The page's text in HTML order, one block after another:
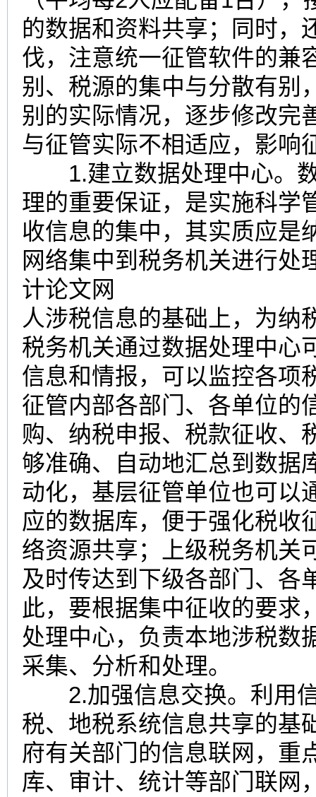
的数据和资料共享；同时，
伐，注意统一征管软件的兼
别、税源的集中与分散有别
别的实际情况，逐步修改完
与征管实际不相适应，影响
1.建立数据处理中心。数
理的重要保证，是实施科学
收信息的集中，其实质应是
网络集中到税务机关进行处
计论文网
人涉税信息的基础上，为纳
税务机关通过数据处理中心
信息和情报，可以监控各项
征管内部各部门、各单位的
购、纳税申报、税款征收、
够准确、自动地汇总到数据
动化，基层征管单位也可以
应的数据库，便于强化税收
络资源共享；上级税务机关
及时传达到下级各部门、各
此，要根据集中征收的要求
处理中心，负责本地涉税数
采集、分析和处理。
2.加强信息交换。利用信
税、地税系统信息共享的基
府有关部门的信息联网，重
库、审计、统计等部门联网